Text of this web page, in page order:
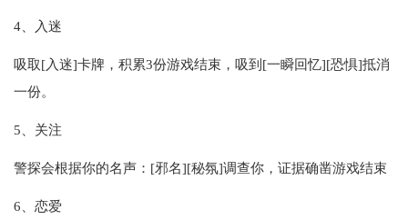
4、入迷
吸取[入迷]卡牌，积累3份游戏结束，吸到[一瞬回忆][恐惧]抵消
一份。
5、关注
警探会根据你的名声：[邪名][秘氛]调查你，证据确凿游戏结束
6、恋爱